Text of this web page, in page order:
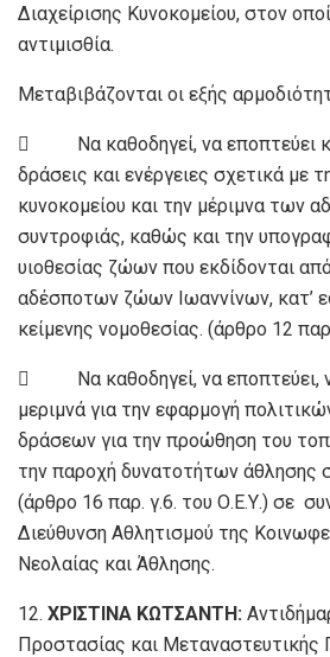
Διαχείρισης Κυνοκομείου, στον
αντιμισθία.
Μεταβιβάζονται οι εξής
 Να καθοδηγεί, να εποπτεύει
δράσεις και ενέργειες σχετικά με
κυνοκομείου και την μέριμνα των
συντροφιάς, καθώς και την
υιοθεσίας ζώων που εκδίδονται
αδέσποτων ζώων Ιωαννίνων, κατ’
κείμενης νομοθεσίας. (άρθρο 12
 Να καθοδηγεί, να εποπτεύει,
μεριμνά για την εφαρμογή
δράσεων για την προώθηση του
την παροχή δυνατοτήτων άθλησης
(άρθρο 16 παρ. γ.6. του Ο.Ε.Υ.) σε
Διεύθυνση Αθλητισμού της
Νεολαίας και Άθλησης.
12. ΧΡΙΣΤΙΝΑ ΚΩΤΣΑΝΤΗ:
Προστασίας και Μεταναστευτικής